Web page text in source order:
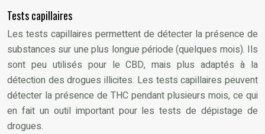
Tests capillaires
Les tests capillaires permettent de détecter la présence de
substances sur une plus longue période (quelques mois). Ils
sont peu utilisés pour le CBD, mais plus adaptés à la
détection des drogues illicites. Les tests capillaires peuvent
détecter la présence de THC pendant plusieurs mois, ce qui
en fait un outil important pour les tests de dépistage de
drogues.